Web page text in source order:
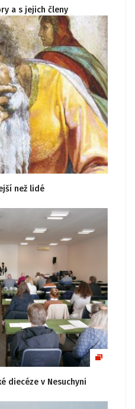
a s jejich členy
než lidé
diecéze v Nesuchyni